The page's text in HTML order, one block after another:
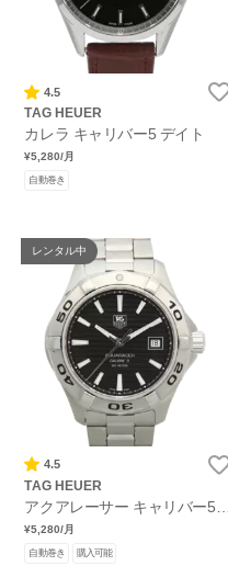
4.5
TAG HEUER
カレラ キャリバー5 デイト
¥5,280/月
自動巻き
レンタル中
4.5
TAG HEUER
アクアレーサー キャリバー5
デイト
¥5,280/月
自動巻き 購入可能